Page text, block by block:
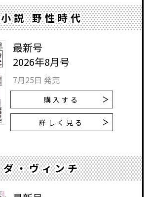
小説 野性時代
最新号
2026年8月号
7月25日 発売
購入する
詳しく見る
ダ・ヴィンチ